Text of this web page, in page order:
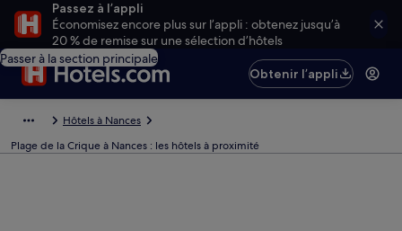
Passez à l’appli
Économisez encore plus sur l’appli : obtenez jusqu’à
20 % de remise sur une sélection d’hôtels
Passer à la section principale
Obtenir l’appli
Hôtels à Nances
Plage de la Crique à Nances : les hôtels à proximité